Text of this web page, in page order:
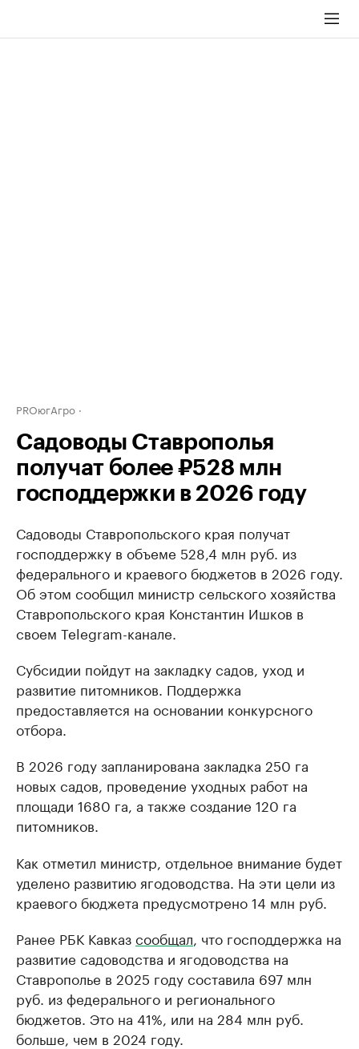
PROюгАгро
Садоводы Ставрополья
получат более ₽528 млн
господдержки в 2026 году
Садоводы Ставропольского края получат
господдержку в объеме 528,4 млн руб. из
федерального и краевого бюджетов в 2026 году.
Об этом сообщил министр сельского хозяйства
Ставропольского края Константин Ишков в
своем Telegram-канале.
Субсидии пойдут на закладку садов, уход и
развитие питомников. Поддержка
предоставляется на основании конкурсного
отбора.
В 2026 году запланирована закладка 250 га
новых садов, проведение уходных работ на
площади 1680 га, а также создание 120 га
питомников.
Как отметил министр, отдельное внимание будет
уделено развитию ягодоводства. На эти цели из
краевого бюджета предусмотрено 14 млн руб.
Ранее РБК Кавказсообщал , что господдержка на
развитие садоводства и ягодоводства на
Ставрополье в 2025 году составила 697 млн
руб. из федерального и регионального
бюджетов. Это на 41%, или на 284 млн руб.
больше, чем в 2024 году.